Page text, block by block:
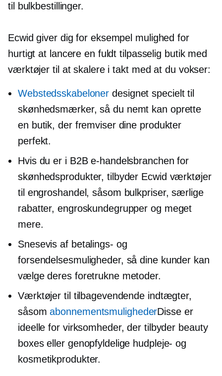
til bulkbestillinger.
Ecwid giver dig for eksempel mulighed for
hurtigt at lancere en fuldt tilpasselig butik med
værktøjer til at skalere i takt med at du vokser:
Webstedsskabeloner designet specielt til
skønhedsmærker, så du nemt kan oprette
en butik, der fremviser dine produkter
perfekt.
Hvis du er i B2B e-handelsbranchen for
skønhedsprodukter, tilbyder Ecwid værktøjer
til engroshandel, såsom bulkpriser, særlige
rabatter, engroskundegrupper og meget
mere.
Snesevis af betalings- og
forsendelsesmuligheder, så dine kunder kan
vælge deres foretrukne metoder.
Værktøjer til tilbagevendende indtægter,
såsomabonnementsmulighederDisse er
ideelle for virksomheder, der tilbyder beauty
boxes eller genopfyldelige hudpleje- og
kosmetikprodukter.